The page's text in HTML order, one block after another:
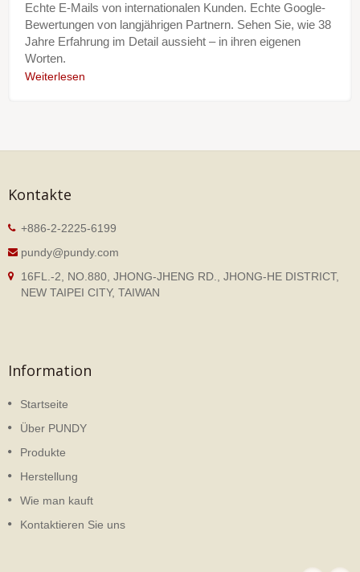
Echte E-Mails von internationalen Kunden. Echte Google-
Bewertungen von langjährigen Partnern. Sehen Sie, wie 38
Jahre Erfahrung im Detail aussieht – in ihren eigenen
Worten.
Weiterlesen
Kontakte
+886-2-2225-6199
pundy@pundy.com
16FL.-2, NO.880, JHONG-JHENG RD., JHONG-HE DISTRICT,
NEW TAIPEI CITY, TAIWAN
Information
Startseite
Über PUNDY
Produkte
Herstellung
Wie man kauft
Kontaktieren Sie uns